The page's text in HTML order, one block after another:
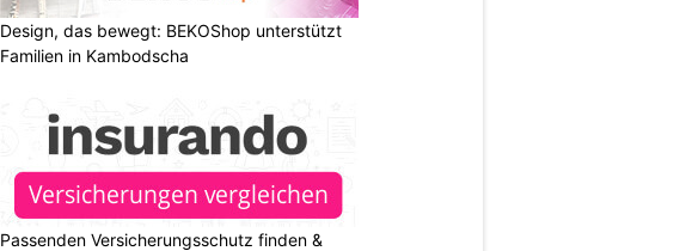
Design, das bewegt: BEKOShop unterstützt
Familien in Kambodscha
Passenden Versicherungsschutz finden &